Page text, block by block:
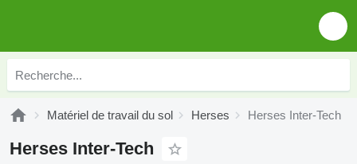
Matériel de travail du sol Herses Herses Inter-Tech
Herses Inter-Tech